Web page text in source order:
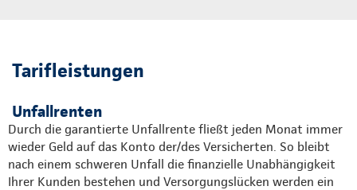
Tarifleistungen
Unfallrenten
Durch die garantierte Unfallrente fließt jeden Monat immer
wieder Geld auf das Konto der/des Versicherten. So bleibt
nach einem schweren Unfall die finanzielle Unabhängigkeit
Ihrer Kunden bestehen und Versorgungslücken werden ein